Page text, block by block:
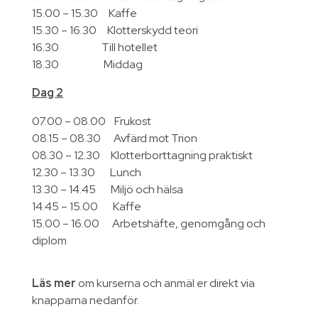
15.00 – 15.30 Kaffe
15.30 – 16.30 Klotterskydd teori
16.30 Till hotellet
18.30 Middag
Dag 2
07.00 – 08.00 Frukost
08.15 – 08.30 Avfärd mot Trion
08.30 – 12.30 Klotterborttagning praktiskt
12.30 – 13.30 Lunch
13.30 – 14.45 Miljö och hälsa
14.45 – 15.00 Kaffe
15.00 – 16.00 Arbetshäfte, genomgång och
diplom
Läs mer om kurserna och anmäl er direkt via
knapparna nedanför.